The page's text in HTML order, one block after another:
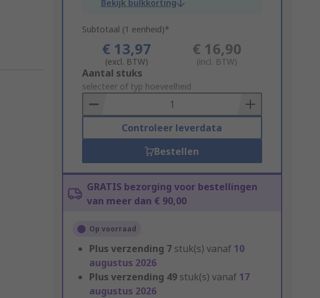
Bekijk bulkkorting
Subtotaal (1 eenheid)*
€ 13,97
(excl. BTW)
€ 16,90
(incl. BTW)
Add
to
Basket
Aantal stuks
selecteer of typ hoeveelheid
Controleer leverdata
Bestellen
GRATIS bezorging voor bestellingen
van meer dan € 90,00
Op voorraad
Plus verzending 7 stuk(s) vanaf 10
augustus 2026
Plus verzending 49 stuk(s) vanaf 17
augustus 2026